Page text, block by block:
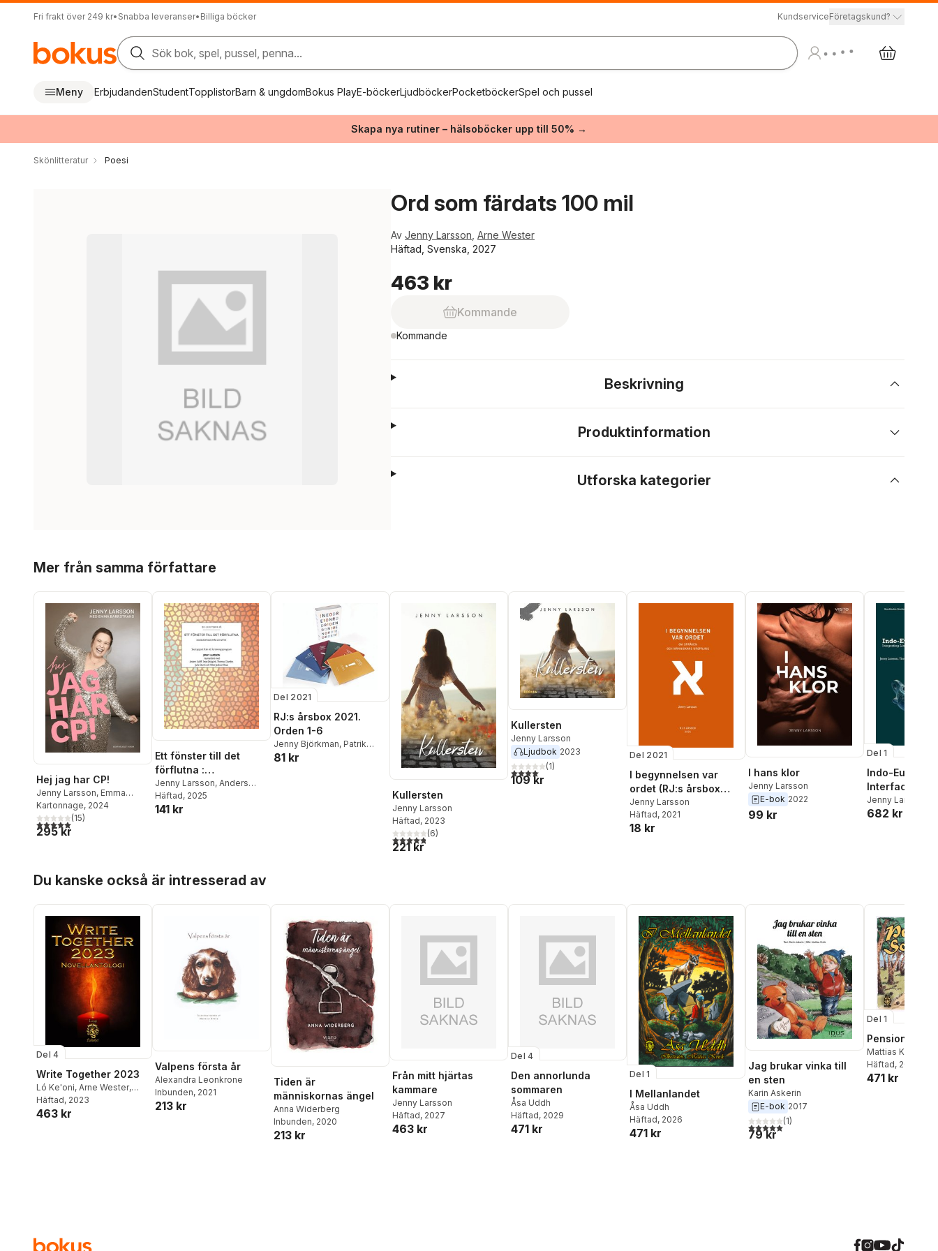
Fri frakt över 249 kr• Snabba leveranser• Billiga böcker KundserviceFöretagskund?
Sök bok, spel, pussel, penna...
Meny ErbjudandenStudentTopplistorBarn & ungdomBokus PlayE-böckerLjudböckerPocketböckerSpel och pussel
Skapa nya rutiner – hälsoböcker upp till 50% →
Skönlitteratur Poesi
Ord som färdats 100 mil
Av Jenny Larsson Arne Wester
Häftad, Svenska, 2027
463 kr
Kommande
Kommande
Beskrivning
Produktinformation
Utforska kategorier
Mer från samma författare
Hej jag har CP!
Jenny Larsson, Emma
Barrstrand
Kartonnage, 2024
5,0utav 5 stjärnor. Totalt antal röster:
(15)
295 kr
Ett fönster till det
förflutna :
indoeuropeiska språk
och myter
Jenny Larsson, Anders
Kaliff,Terje Østigård
Thomas Olander
Häftad, 2025
141 kr
Del 2021
RJ:s årsbox 2021.
Orden 1-6
Jenny Björkman, Patrik
Hadenius
81 kr
Kullersten
Jenny Larsson
Häftad, 2023
4,8utav 5 stjärnor. Totalt antal röster:
(6)
221 kr
Kullersten
Jenny Larsson
Ljudbok 2023
4,0utav 5 stjärnor. Totalt antal röster:
(1)
109 kr
Del 2021
I begynnelsen var
ordet (RJ:s årsbox
2021. Orden)
Jenny Larsson
Häftad, 2021
18 kr
I hans klor
Jenny Larsson
E-bok 2022
99 kr
Del 1
Indo-
Interfaces:
Linguistics,
and
Jenny Larsson
Olander
682 kr
Du kanske också är intresserad av
Del 4
Write Together 2023
Ló Ke'oni, Arne Wester,
Anette Swords
Henricson
Häftad, 2023
463 kr
Valpens första år
Alexandra Leonkrone
Inbunden, 2021
213 kr
Tiden är
människornas ängel
Anna Widerberg
Inbunden, 2020
213 kr
Från mitt hjärtas
kammare
Jenny Larsson
Häftad, 2027
463 kr
Del 4
Den annorlunda
sommaren
Åsa Uddh
Häftad, 2029
471 kr
Del 1
I Mellanlandet
Åsa Uddh
Häftad, 2026
471 kr
Jag brukar vinka till
en sten
Karin Askerin
E-bok 2017
5,0utav 5 stjärnor. Totalt antal röster:
(1)
79 kr
Del 1
Pensionat
Mattias Kvick
Häftad, 2026
471 kr